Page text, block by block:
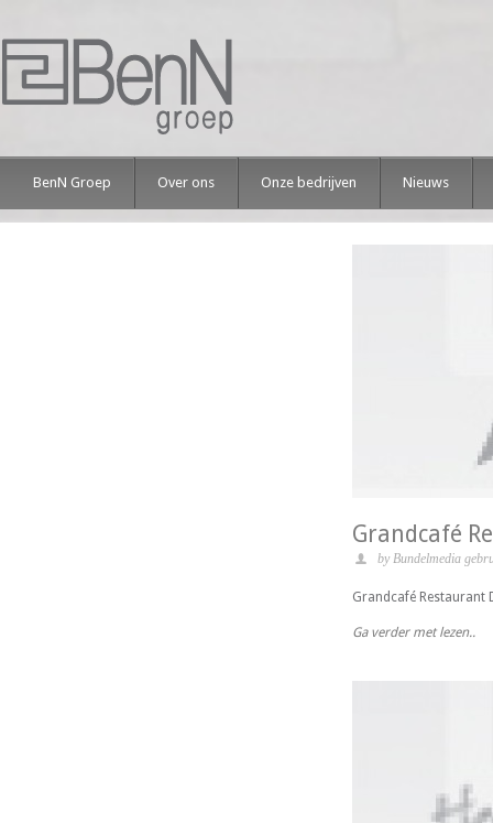
BenN Groep Over ons Onze bedrijven Nieuws
Grandcafé
by Bundelmedia
Grandcafé Restaurant
Ga verder met lezen..